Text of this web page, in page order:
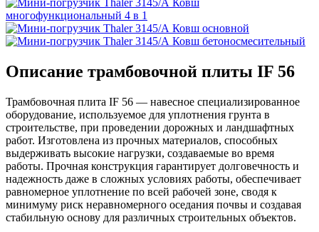
многофункциональный 4 в 1
Ковш основной
Ковш бетоносмесительный
Описание трамбовочной плиты IF 56
Трамбовочная плита IF 56 — навесное специализированное
оборудование, используемое для уплотнения грунта в
строительстве, при проведении дорожных и ландшафтных
работ. Изготовлена из прочных материалов, способных
выдерживать высокие нагрузки, создаваемые во время
работы. Прочная конструкция гарантирует долговечность и
надежность даже в сложных условиях работы, обеспечивает
равномерное уплотнение по всей рабочей зоне, сводя к
минимуму риск неравномерного оседания почвы и создавая
стабильную основу для различных строительных объектов.